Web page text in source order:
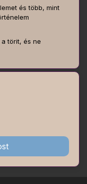
és több, mint
törit, és ne